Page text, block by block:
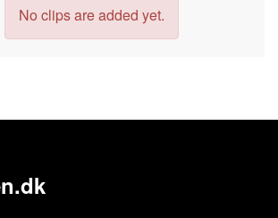
No clips are added yet.